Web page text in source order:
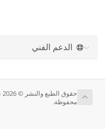
الدعم الفني
محفوظة.